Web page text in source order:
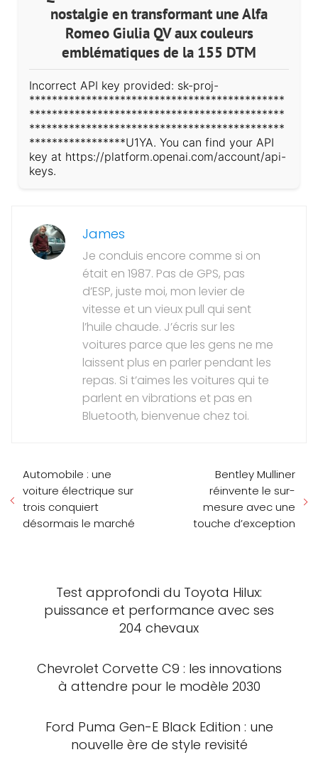
nostalgie en transformant une Alfa
Romeo Giulia QV aux couleurs
emblématiques de la 155 DTM
Incorrect API key provided: sk-proj-
*********************************************
*********************************************
*********************************************
*****************U1YA. You can find your API
key at https://platform.openai.com/account/api-
keys.
James
Je conduis encore comme si on
était en 1987. Pas de GPS, pas
d’ESP, juste moi, mon levier de
vitesse et un vieux pull qui sent
l’huile chaude. J’écris sur les
voitures parce que les gens ne me
laissent plus en parler pendant les
repas. Si t’aimes les voitures qui te
parlent en vibrations et pas en
Bluetooth, bienvenue chez toi.
Automobile : une
voiture électrique sur
trois conquiert
désormais le marché
Bentley Mulliner
réinvente le sur-
mesure avec une
touche d’exception
Test approfondi du Toyota Hilux:
puissance et performance avec ses
204 chevaux
Chevrolet Corvette C9 : les innovations
à attendre pour le modèle 2030
Ford Puma Gen-E Black Edition : une
nouvelle ère de style revisité